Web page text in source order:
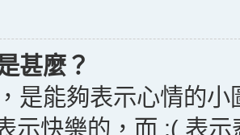
甚麼？
是能夠表示心情的
示快樂的，而 :( 表